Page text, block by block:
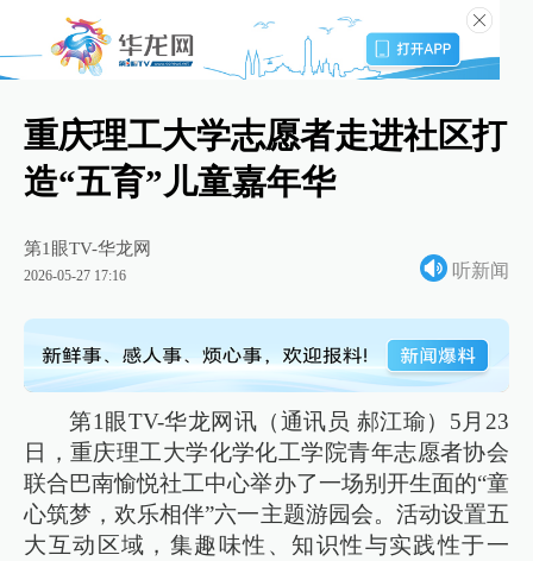
重庆理工大学志愿者走进社区打
造“五育”儿童嘉年华
第1眼TV-华龙网
2026-05-27 17:16 听新闻
第1眼TV-华龙网讯（通讯员 郝江瑜）5月23
日，重庆理工大学化学化工学院青年志愿者协会
联合巴南愉悦社工中心举办了一场别开生面的“童
心筑梦，欢乐相伴”六一主题游园会。活动设置五
大互动区域，集趣味性、知识性与实践性于一